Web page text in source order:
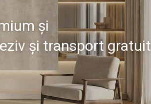
și
și transport gratuit